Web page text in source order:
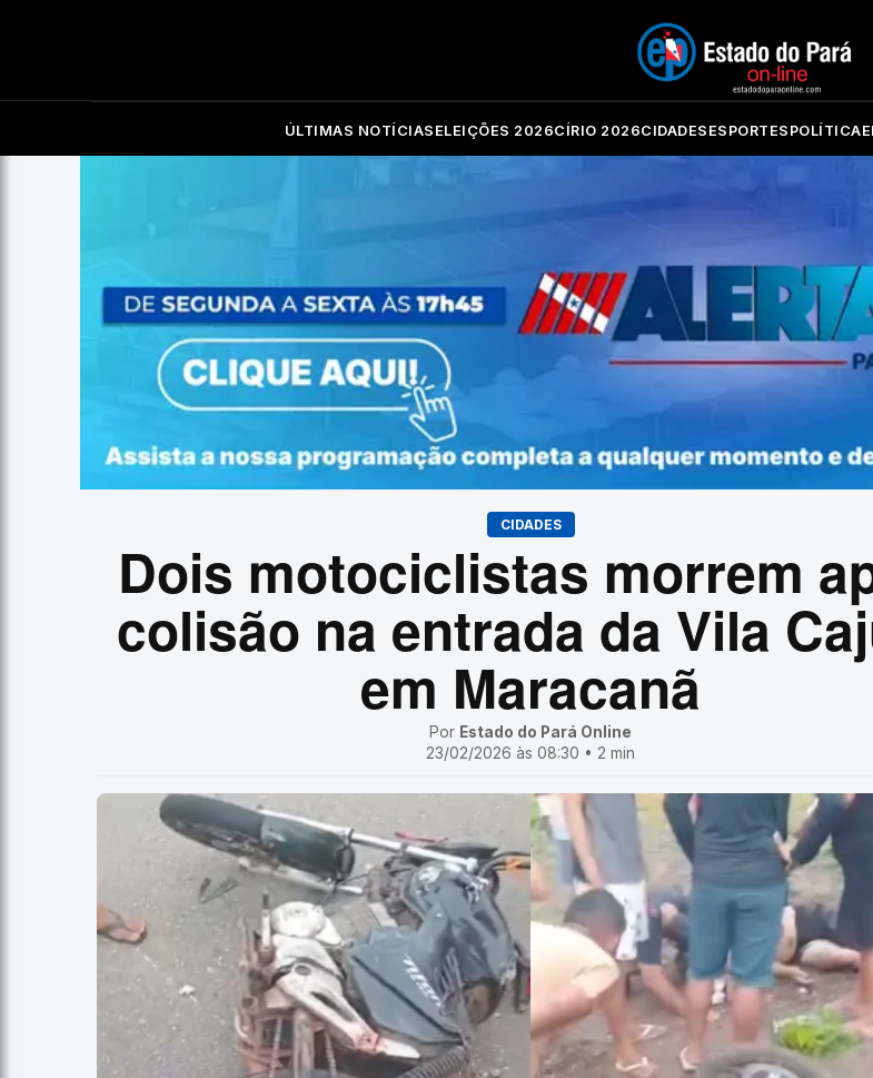
ÚLTIMAS NOTÍCIAS ELEIÇÕES 2026CÍRIO 2026CIDADES ESPORTES POLÍTICA
CIDADES
Dois motociclistas morrem
colisão na entrada da Vila
em Maracanã
Por Estado do Pará Online
23/02/2026 às 08:30 • 2 min